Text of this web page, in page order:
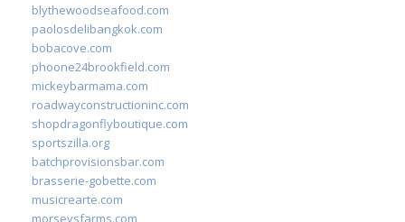
blythewoodseafood.com
paolosdelibangkok.com
bobacove.com
phoone24brookfield.com
mickeybarmama.com
roadwayconstructioninc.com
shopdragonflyboutique.com
sportszilla.org
batchprovisionsbar.com
brasserie-gobette.com
musicrearte.com
morseysfarms.com